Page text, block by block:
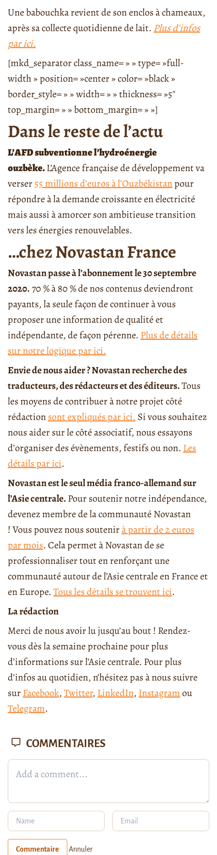
Une babouchka revient de son enclos à chameaux,
après sa collecte quotidienne de lait. Plus d’infos
par ici.
[mkd_separator class_name= » » type= »full-
width » position= »center » color= »black »
border_style= » » width= » » thickness= »5″
top_margin= » » bottom_margin= » »]
Dans le reste de l’actu
L’AFD subventionne l’hydroénergie
ouzbèke.L’Agence française de développement va
verser55 millions d’euros à l’Ouzbékistanpour
répondre à la demande croissante en électricité
mais aussi à amorcer son ambitieuse transition
vers les énergies renouvelables.
…chez Novastan France
Novastan passe à l’abonnement le 30 septembre
2020.70 % à 80 % de nos contenus deviendront
payants, la seule façon de continuer à vous
proposer une information de qualité et
indépendante, de façon pérenne. Plus de détails
sur notre logique par ici.
Envie de nous aider ? Novastan recherche des
traducteurs, des rédacteurs et des éditeurs.Tous
les moyens de contribuer à notre projet côté
rédactionsont expliqués par ici. Si vous souhaitez
nous aider sur le côté associatif, nous essayons
d’organiser des évènements, festifs ou non. Les
détails par ici.
Novastan est le seul média franco-allemand sur
l’Asie centrale.Pour soutenir notre indépendance,
devenez membre de la communauté Novastan
! Vous pouvez nous soutenirà partir de 2 euros
par mois. Cela permet à Novastan de se
professionnaliser tout en renforçant une
communauté autour de l’Asie centrale en France et
en Europe.Tous les détails se trouvent ici.
La rédaction
Merci de nous avoir lu jusqu’au bout ! Rendez-
vous dès la semaine prochaine pour plus
d’informations sur l’Asie centrale. Pour plus
d’infos au quotidien, n’hésitez pas à nous suivre
surFacebook,Twitter, LinkedIn, Instagramou
Telegram.
COMMENTAIRES
Commentaire Annuler